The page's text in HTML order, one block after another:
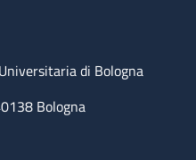
di Bologna
Bologna